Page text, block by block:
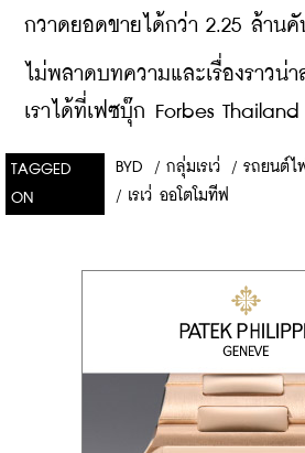
กวาดยอดขายได้กว่า 2.25 ล้านคั
ไม่พลาดบทความและเรื่องราว
เราได้ที่เฟซบุ๊ก Forbes
TAGGED
ON
BYD / กลุ่มเรเว่ / รถยนต์ไ
/ เรเว่ ออโตโมทีฟ